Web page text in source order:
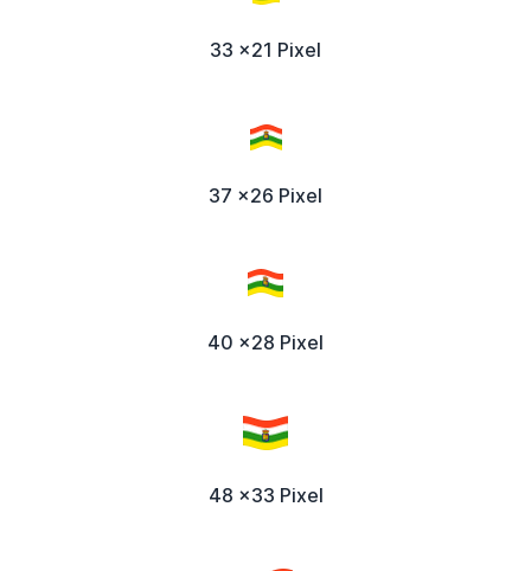
33 x21 Pixel
37 x26 Pixel
40 x28 Pixel
48 x33 Pixel